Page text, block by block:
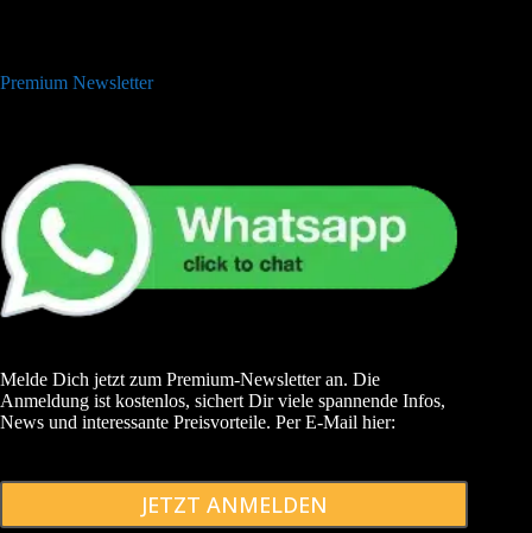
Premium Newsletter
Melde Dich jetzt zum Premium-Newsletter an. Die
Anmeldung ist kostenlos, sichert Dir viele spannende Infos,
News und interessante Preisvorteile. Per E-Mail hier:
JETZT ANMELDEN